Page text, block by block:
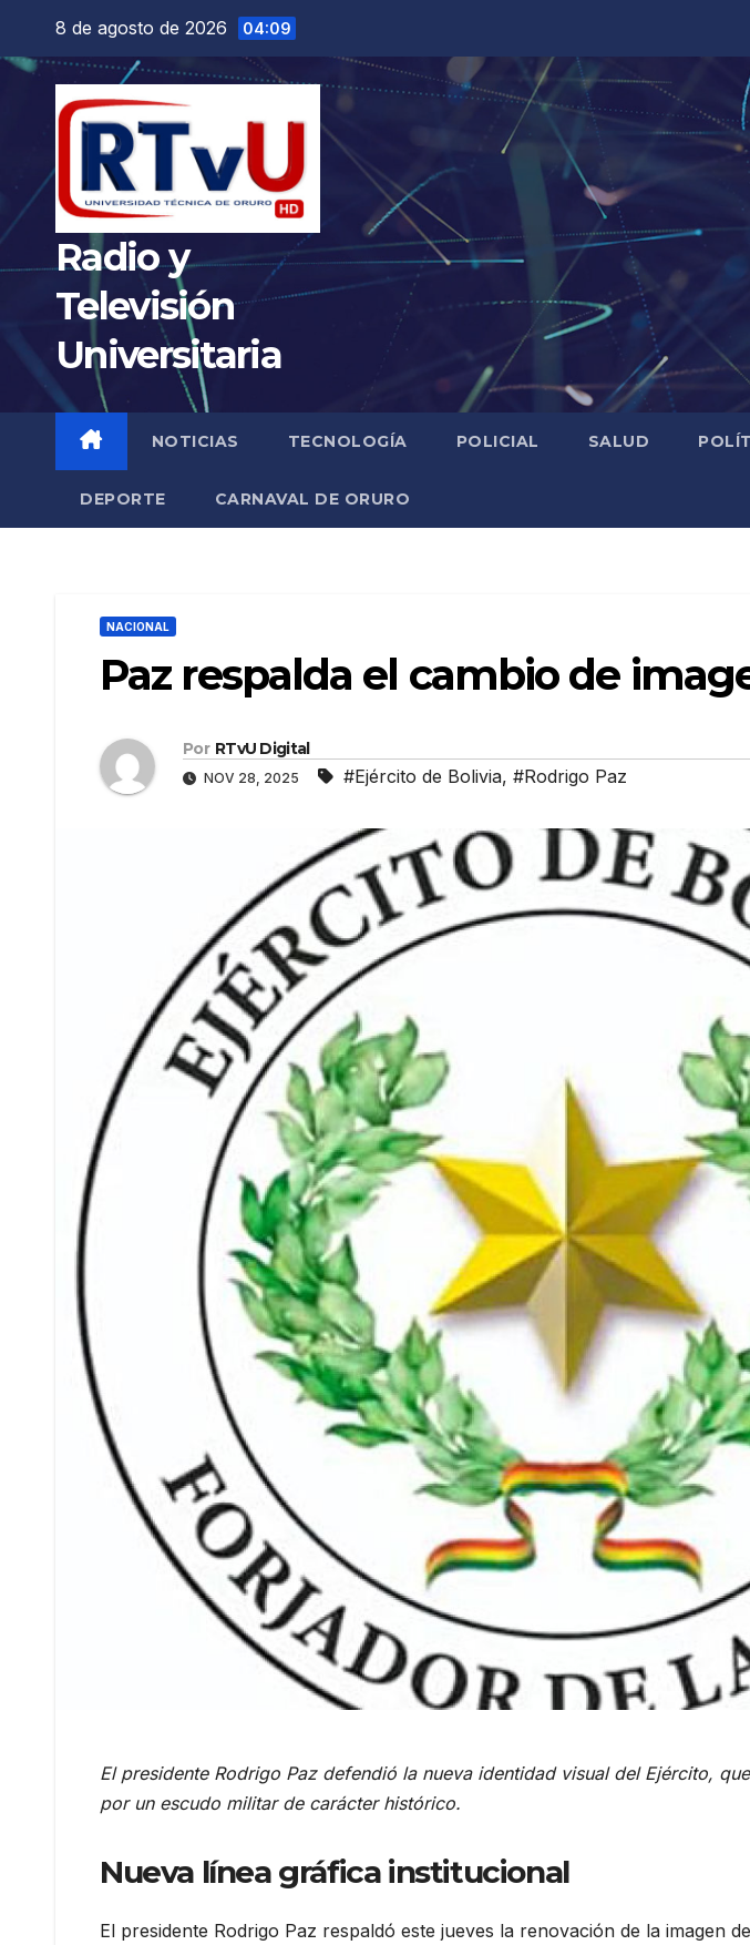
contenido
8 de agosto de 2026 04:09
Radio y
Televisión
Universitaria
NOTICIAS TECNOLOGÍA POLICIAL SALUD
DEPORTE CARNAVAL DE ORURO
NACIONAL
Paz respalda el cambio de
Por RTvU Digital
NOV 28, 2025 #Ejército de Bolivia, #Rodrigo Paz
El presidente Rodrigo Paz defendió la nueva identidad visual del Ejército,
por un escudo militar de carácter histórico.
Nueva línea gráfica institucional
El presidente Rodrigo Paz respaldó este jueves la renovación de la imagen